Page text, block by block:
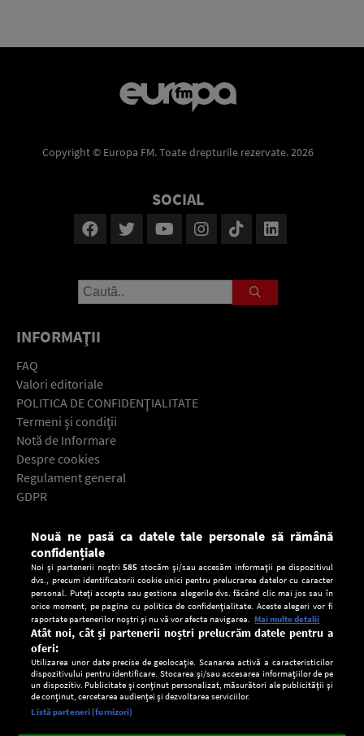
Copyright © Europa FM. Toate drepturile rezervate. 2026
SOCIAL
INFORMAŢII
FAQ
Valori editoriale
POLITICA DE CONFIDENŢIALITATE
Termeni şi condiţii
Notă de Informare
Despre cookies
Regulament general
GDPR
Descarcă gratuit aplicaţia Europa FM pentru smartphone:
Setări:
Nouă ne pasă ca datele tale personale să rămână
confidențiale
Noi și partenerii noștri585 stocăm și/sau accesăm informații pe dispozitivul
dvs., precum identificatorii cookie unici pentru prelucrarea datelor cu caracter
personal. Puteți accepta sau gestiona alegerile dvs. făcând clic mai jos sau în
orice moment, pe pagina cu politica de confidențialitate. Aceste alegeri vor fi
raportate partenerilor noștri și nu vă vor afecta navigarea. Mai multe detalii
Atât noi, cât și partenerii noștri prelucrăm datele pentru a
oferi:
Utilizarea unor date precise de geolocație. Scanarea activă a caracteristicilor
dispozitivului pentru identificare. Stocarea și/sau accesarea informațiilor de pe
un dispozitiv. Publicitate și conținut personalizat, măsurători ale publicității și
de conținut, cercetarea audienței și dezvoltarea serviciilor.
Listă parteneri (furnizori)